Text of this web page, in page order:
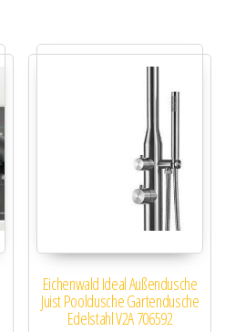
Eichenwald Ideal Außendusche
Juist Pooldusche Gartendusche
Edelstahl V2A 706592